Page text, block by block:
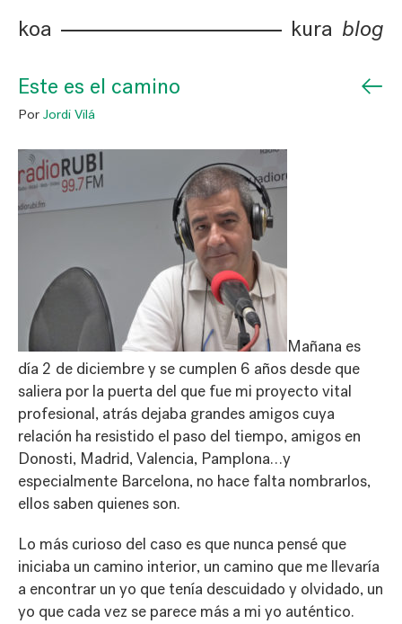
koa kura blog
Este es el camino ←
Por Jordi Vilá
Mañana es
día 2 de diciembre y se cumplen 6 años desde que
saliera por la puerta del que fue mi proyecto vital
profesional, atrás dejaba grandes amigos cuya
relación ha resistido el paso del tiempo, amigos en
Donosti, Madrid, Valencia, Pamplona…y
especialmente Barcelona, no hace falta nombrarlos,
ellos saben quienes son.
Lo más curioso del caso es que nunca pensé que
iniciaba un camino interior, un camino que me llevaría
a encontrar un yo que tenía descuidado y olvidado, un
yo que cada vez se parece más a mi yo auténtico.